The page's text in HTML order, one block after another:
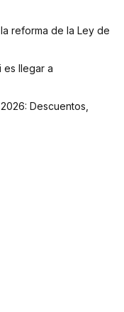
reforma de la Ley de
es llegar a
Descuentos,